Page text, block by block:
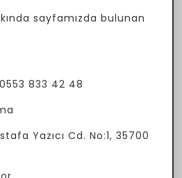
sayfamızda bulunan
833 42 48
Yazıcı Cd. No:1, 35700